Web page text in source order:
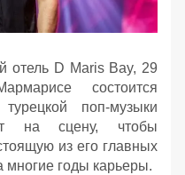
отель D Maris Bay, 29
состоится
поп-музыки
на сцену, чтобы
из его главных
многие годы карьеры.